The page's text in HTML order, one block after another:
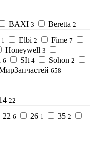
BAXI 3 Beretta 2
1 Elbi 2 Fime 7
Honeywell 3
6 SIt 4 Sohon 2
658
14 22
22 6 26 1 35 2